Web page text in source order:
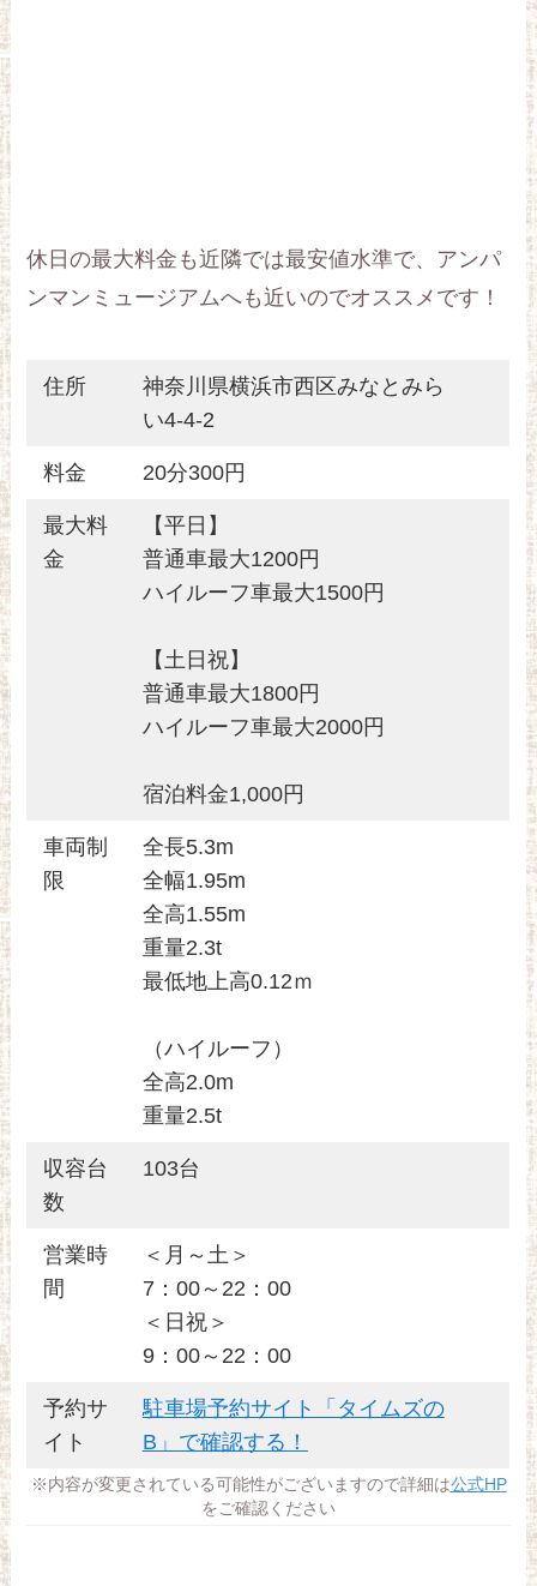
休日の最大料金も近隣では最安値水準で、アンパ
ンマンミュージアムへも近いのでオススメです！
住所
神奈川県横浜市西区みなとみら
い4-4-2
料金 20分300円
最大料
金
【平日】
普通車最大1200円
ハイルーフ車最大1500円
【土日祝】
普通車最大1800円
ハイルーフ車最大2000円
宿泊料金1,000円
車両制
限
全長5.3m
全幅1.95m
全高1.55m
重量2.3t
最低地上高0.12ｍ
（ハイルーフ）
全高2.0m
重量2.5t
収容台
数
103台
営業時
間
＜月～土＞
7：00～22：00
＜日祝＞
9：00～22：00
予約サ
イト
駐車場予約サイト「タイムズの
B」で確認する！
※内容が変更されている可能性がございますので詳細は公式HP
をご確認ください